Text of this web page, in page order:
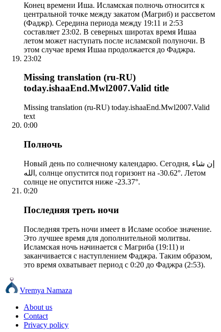
Конец времени Иша. Исламская полночь относится к
центральной точке между закатом (Магриб) и рассветом
(Фаджр). Середина периода между 19:11 и 2:53
составляет 23:02. В северных широтах время Ишаа
летом может наступать после исламской полуночи. В
этом случае время Ишаа продолжается до Фаджра.
23:02
Missing translation (ru-RU)
today.ishaaEnd.Mwl2007.Valid title
Missing translation (ru-RU) today.ishaaEnd.Mwl2007.Valid
text
0:00
Полночь
Новый день по солнечному календарю. Сегодня, إن شاء
الله, солнце опустится под горизонт на -30.62°. Летом
солнце не опустится ниже -23.37°.
0:20
Последняя треть ночи
Последняя треть ночи имеет в Исламе особое значение.
Это лучшее время для дополнительной молитвы.
Исламская ночь начинается с Магриба (19:11) и
заканчивается с наступлением Фаджра. Таким образом,
это время охватывает период с 0:20 до Фаджра (2:53).
Vremya Namaza
About us
Contact
Privacy policy